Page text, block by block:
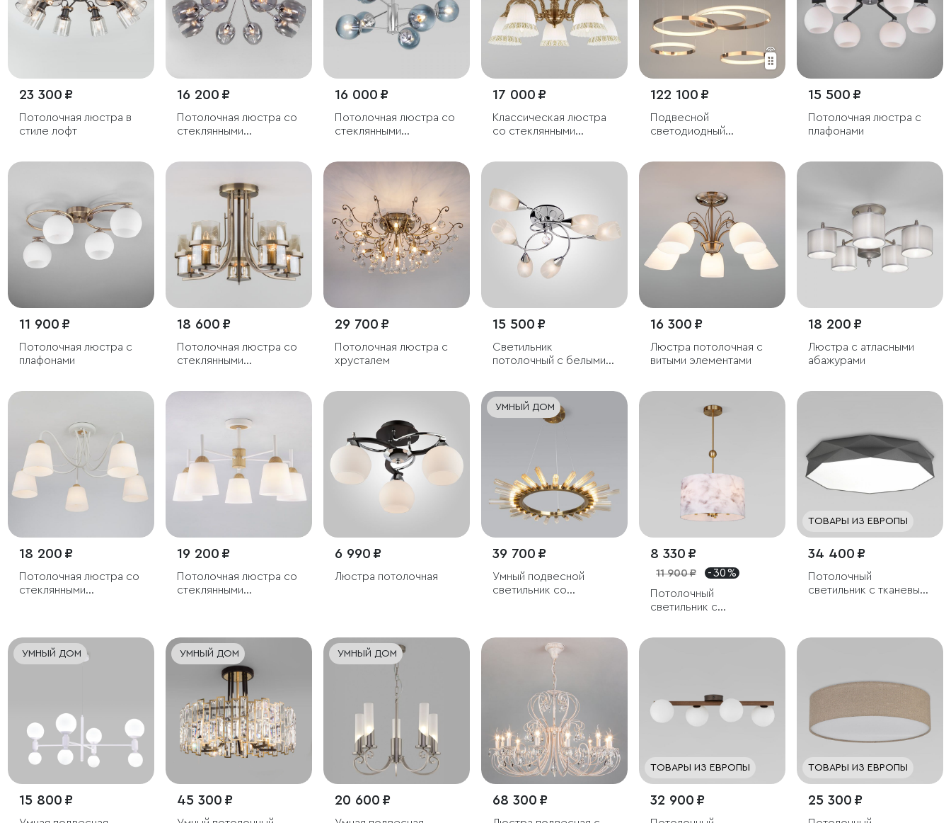
23 300 ₽
Потолочная люстра в
стиле лофт
16 200 ₽
Потолочная люстра со
стеклянными
16 000 ₽
Потолочная люстра со
стеклянными
17 000 ₽
Классическая люстра
со стеклянными
122 100 ₽
Подвесной
светодиодный
15 500 ₽
Потолочная люстра с
плафонами
11 900 ₽
Потолочная люстра с
плафонами
18 600 ₽
Потолочная люстра со
стеклянными
29 700 ₽
Потолочная люстра с
хрусталем
15 500 ₽
Светильник
потолочный с белыми
16 300 ₽
Люстра потолочная с
витыми элементами
18 200 ₽
Люстра с атласными
абажурами
18 200 ₽
Потолочная люстра со
стеклянными
19 200 ₽
Потолочная люстра со
стеклянными
6 990 ₽
Люстра потолочная
УМНЫЙ ДОМ
39 700 ₽
Умный подвесной
светильник со
8 330 ₽
11 900 ₽
- 30 %
Потолочный
светильник с
ТОВАРЫ ИЗ ЕВРОПЫ
34 400 ₽
Потолочный
светильник с тканевым
УМНЫЙ ДОМ
15 800 ₽
УМНЫЙ ДОМ
45 300 ₽
УМНЫЙ ДОМ
20 600 ₽ 68 300 ₽
ТОВАРЫ ИЗ ЕВРОПЫ
32 900 ₽
ТОВАРЫ ИЗ ЕВРОПЫ
25 300 ₽